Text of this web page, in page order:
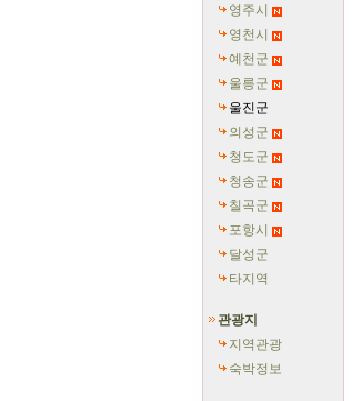
영주시
영천시
예천군
울릉군
울진군
의성군
청도군
청송군
칠곡군
포항시
달성군
타지역
관광지
지역관광
숙박정보